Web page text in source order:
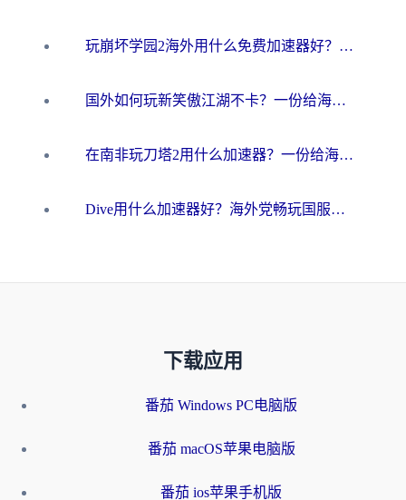
玩崩坏学园2海外用什么免费加速器好？2026海外党亲测国服游戏加速指南
国外如何玩新笑傲江湖不卡？一份给海外游子的终极网络指南
在南非玩刀塔2用什么加速器？一份给海外游子的终极生存指南
Dive用什么加速器好？海外党畅玩国服游戏的终极避坑指南
下载应用
番茄 Windows PC电脑版
番茄 macOS苹果电脑版
番茄 ios苹果手机版